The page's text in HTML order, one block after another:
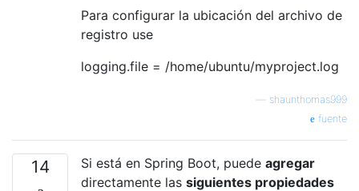
Para configurar la ubicación del archivo de
registro use
logging.file = /home/ubuntu/myproject.log
shaunthomas999
fuente
14 Si está en Spring Boot, puede agregar
directamente las siguientes propiedades